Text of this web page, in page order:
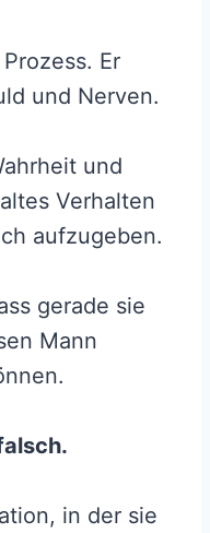
Er
und Nerven.
und
Verhalten
aufzugeben.
gerade sie
Mann
in der sie